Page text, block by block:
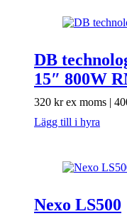
DB
15″ 800W
320 krex moms |
Lägg till i hyra
Nexo LS500